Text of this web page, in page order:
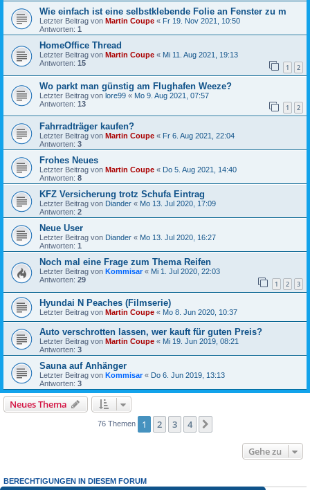
Wie einfach ist eine selbstklebende Folie an Fenster zu m
Letzter Beitrag von Martin Coupe « Fr 19. Nov 2021, 10:50
Antworten: 1
HomeOffice Thread
Letzter Beitrag von Martin Coupe « Mi 11. Aug 2021, 19:13
Antworten: 15 1 2
Wo parkt man günstig am Flughafen Weeze?
Letzter Beitrag von lore99 « Mo 9. Aug 2021, 07:57
Antworten: 13 1 2
Fahrradträger kaufen?
Letzter Beitrag von Martin Coupe « Fr 6. Aug 2021, 22:04
Antworten: 3
Frohes Neues
Letzter Beitrag von Martin Coupe « Do 5. Aug 2021, 14:40
Antworten: 8
KFZ Versicherung trotz Schufa Eintrag
Letzter Beitrag von Diander « Mo 13. Jul 2020, 17:09
Antworten: 2
Neue User
Letzter Beitrag von Diander « Mo 13. Jul 2020, 16:27
Antworten: 1
Noch mal eine Frage zum Thema Reifen
Letzter Beitrag von Kommisar « Mi 1. Jul 2020, 22:03
Antworten: 29 1 2 3
Hyundai N Peaches (Filmserie)
Letzter Beitrag von Martin Coupe « Mo 8. Jun 2020, 10:37
Auto verschrotten lassen, wer kauft für guten Preis?
Letzter Beitrag von Martin Coupe « Mi 19. Jun 2019, 08:21
Antworten: 3
Sauna auf Anhänger
Letzter Beitrag von Kommisar« Do 6. Jun 2019, 13:13
Antworten: 3
Neues Thema
76 Themen 1 2 3 4
Gehe zu
BERECHTIGUNGEN IN DIESEM FORUM